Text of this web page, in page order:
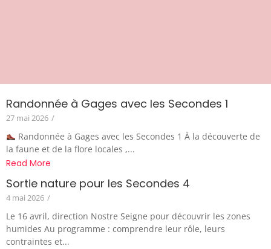
Randonnée à Gages avec les Secondes 1
27 mai 2026 /
Randonnée à Gages avec les Secondes 1 À la découverte de
la faune et de la flore locales ,...
Read More
Sortie nature pour les Secondes 4
4 mai 2026 /
Le 16 avril, direction Nostre Seigne pour découvrir les zones
humides Au programme : comprendre leur rôle, leurs
contraintes et...